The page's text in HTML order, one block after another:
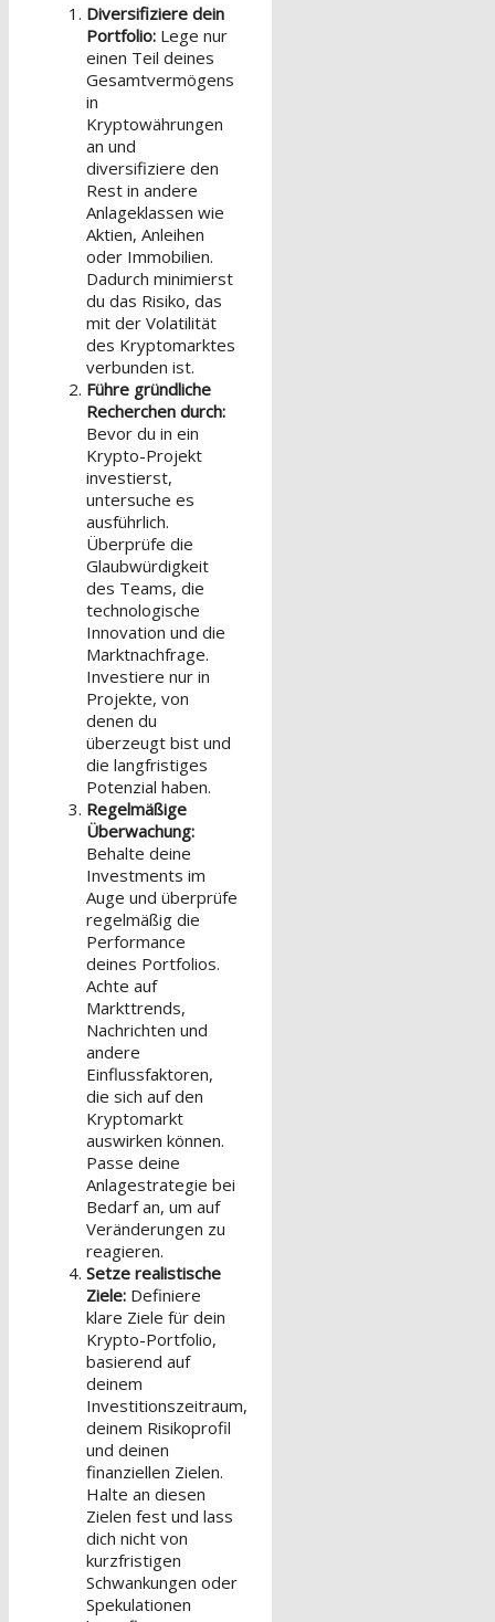
Diversifiziere dein
Portfolio: Lege nur
einen Teil deines
Gesamtvermögens
in
Kryptowährungen
an und
diversifiziere den
Rest in andere
Anlageklassen wie
Aktien, Anleihen
oder Immobilien.
Dadurch minimierst
du das Risiko, das
mit der Volatilität
des Kryptomarktes
verbunden ist.
Führe gründliche
Recherchen durch:
Bevor du in ein
Krypto-Projekt
investierst,
untersuche es
ausführlich.
Überprüfe die
Glaubwürdigkeit
des Teams, die
technologische
Innovation und die
Marktnachfrage.
Investiere nur in
Projekte, von
denen du
überzeugt bist und
die langfristiges
Potenzial haben.
Regelmäßige
Überwachung:
Behalte deine
Investments im
Auge und überprüfe
regelmäßig die
Performance
deines Portfolios.
Achte auf
Markttrends,
Nachrichten und
andere
Einflussfaktoren,
die sich auf den
Kryptomarkt
auswirken können.
Passe deine
Anlagestrategie bei
Bedarf an, um auf
Veränderungen zu
reagieren.
Setze realistische
Ziele: Definiere
klare Ziele für dein
Krypto-Portfolio,
basierend auf
deinem
Investitionszeitraum,
deinem Risikoprofil
und deinen
finanziellen Zielen.
Halte an diesen
Zielen fest und lass
dich nicht von
kurzfristigen
Schwankungen oder
Spekulationen